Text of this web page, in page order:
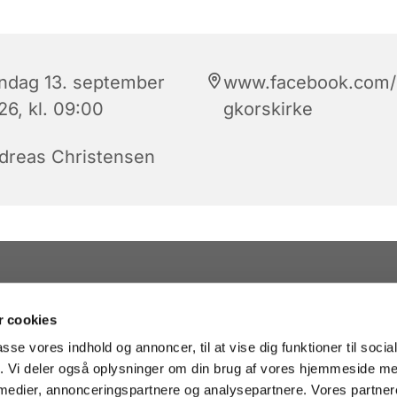
cookies
vores indhold og annoncer, til at vise dig funktioner til
deler også oplysninger om din brug af vores hjemmeside
annonceringspartnere og analysepartnere. Vores
13. september
kl. 09:00
gkorskirke
Christensen